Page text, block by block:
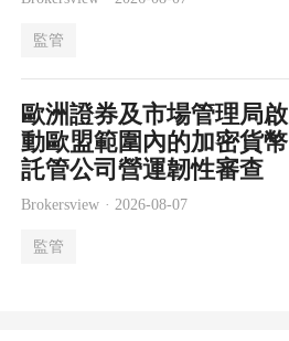
監管
歐洲證券及市場管理局啟
動歐盟範圍內的加密貨幣
託管公司營運韌性審查
Brokersview · 2026-08-07
監管